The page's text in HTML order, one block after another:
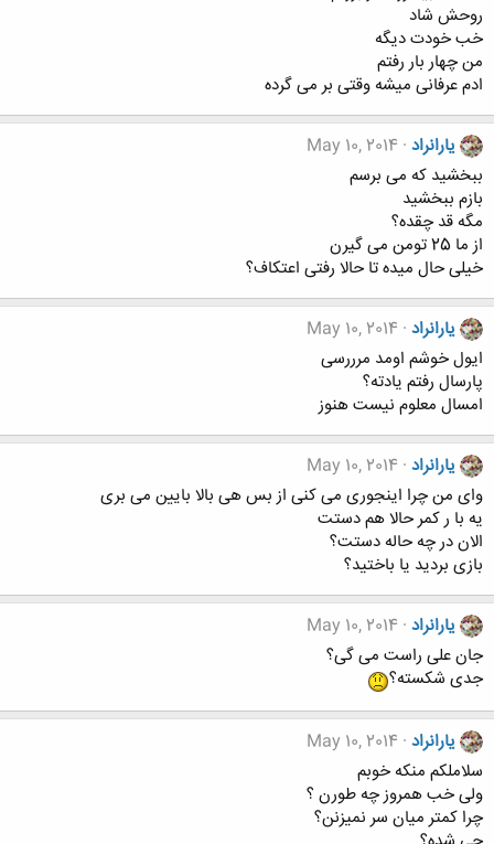
روحش شاد
خب خودت دیگه
من چهار بار رفتم
ادم عرفانی میشه وقتی بر می گرده
یارانراد May 10, 2014
ببخشید که می برسم
بازم ببخشید
مگه قد چقده؟
از ما 25 تومن می گیرن
خیلی حال میده تا حالا رفتی اعتکاف؟
یارانراد May 10, 2014
ایول خوشم اومد مرررسی
پارسال رفتم یادته؟
امسال معلوم نیست هنوز
یارانراد May 10, 2014
وای من چرا اینجوری می کنی از بس هی بالا بایین می بری
یه با ر کمر حالا هم دستت
الان در چه حاله دستت؟
بازی بردید یا باختید؟
یارانراد May 10, 2014
جان علی راست می گی؟
جدی شکسته؟
یارانراد May 10, 2014
سلاملکم منکه خوبم
ولی خب همروز چه طورن ؟
چرا کمتر میان سر نمیزنن؟